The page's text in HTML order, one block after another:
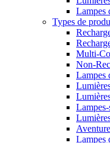
Lampes
Types de
Multi-
Non-
Lampes
Lampes